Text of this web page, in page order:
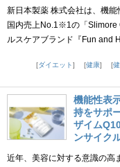
新日本製薬 株式会社は、機
国内売上No.1※1の「Slimore
ルスケアブランド『Fun
ダイエット
健康
機能性表
持をサポ
ザイム
ンサイク
近年、美容に対する意識の高